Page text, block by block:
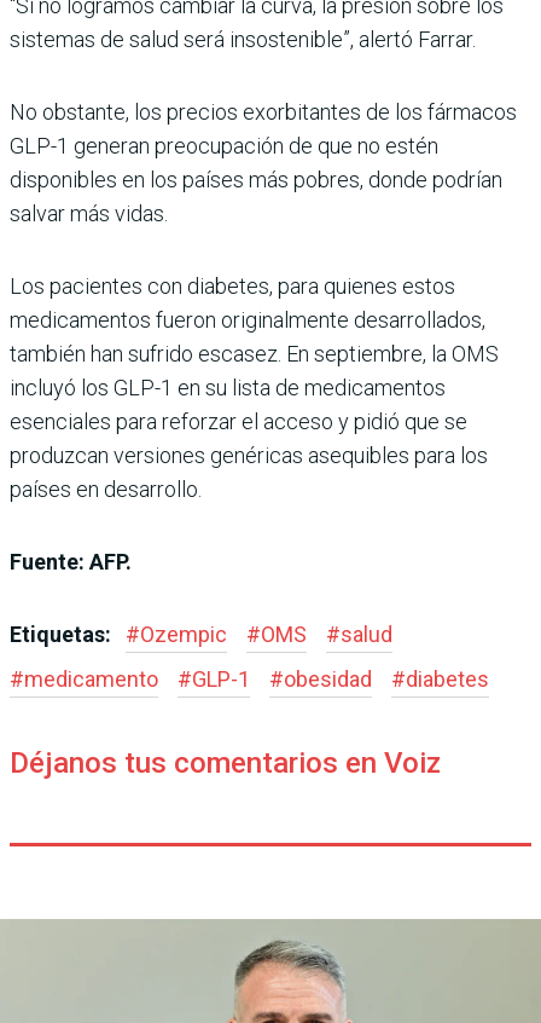
“Si no logramos cambiar la curva, la presión sobre los
sistemas de salud será insostenible”, alertó Farrar.
No obstante, los precios exorbitantes de los fármacos
GLP-1 generan preocupación de que no estén
disponibles en los países más pobres, donde podrían
salvar más vidas.
Los pacientes con diabetes, para quienes estos
medicamentos fueron originalmente desarrollados,
también han sufrido escasez. En septiembre, la OMS
incluyó los GLP-1 en su lista de medicamentos
esenciales para reforzar el acceso y pidió que se
produzcan versiones genéricas asequibles para los
países en desarrollo.
Fuente: AFP.
Etiquetas: #Ozempic #OMS #salud
#medicamento #GLP-1 #obesidad #diabetes
Déjanos tus comentarios en Voiz